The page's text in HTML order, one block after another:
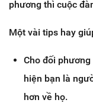
phương thì cuộc
Một vài tips hay
Cho đối
hiện bạn là
hơn về họ.